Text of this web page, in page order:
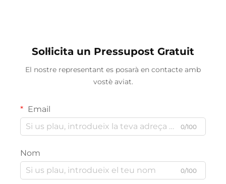
Sol·licita un Pressupost Gratuit
El nostre representant es posarà en contacte amb
vostè aviat.
Email
0/100
Nom
0/100